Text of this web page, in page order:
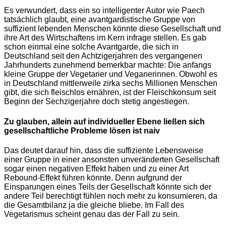
Es verwundert, dass ein so intelligenter Autor wie Paech
tatsächlich glaubt, eine avantgardistische Gruppe von
suffizient lebenden Menschen könnte diese Gesellschaft und
ihre Art des Wirtschaftens im Kern infrage stellen. Es gab
schon einmal eine solche Avantgarde, die sich in
Deutschland seit den Achtzigerjahren des vergangenen
Jahrhunderts zunehmend bemerkbar machte: Die anfangs
kleine Gruppe der Vegetarier und Veganerinnen. Obwohl es
in Deutschland mittlerweile zirka sechs Millionen Menschen
gibt, die sich fleischlos ernähren, ist der Fleischkonsum seit
Beginn der Sechzigerjahre doch stetig angestiegen.
Zu glauben, allein auf individueller Ebene ließen sich
gesellschaftliche Probleme lösen ist naiv
Das deutet darauf hin, dass die suffiziente Lebensweise
einer Gruppe in einer ansonsten unveränderten Gesellschaft
sogar einen negativen Effekt haben und zu einer Art
Rebound-Effekt führen könnte. Denn aufgrund der
Einsparungen eines Teils der Gesellschaft könnte sich der
andere Teil berechtigt fühlen noch mehr zu konsumieren, da
die Gesamtbilanz ja die gleiche bliebe. Im Fall des
Vegetarismus scheint genau das der Fall zu sein.